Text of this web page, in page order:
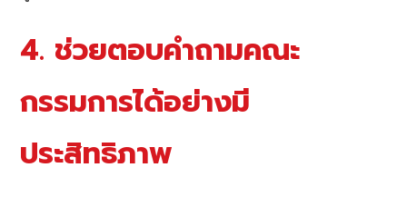
4. ช่วยตอบคำถามคณะ
กรรมการได้อย่างมี
ประสิทธิภาพ